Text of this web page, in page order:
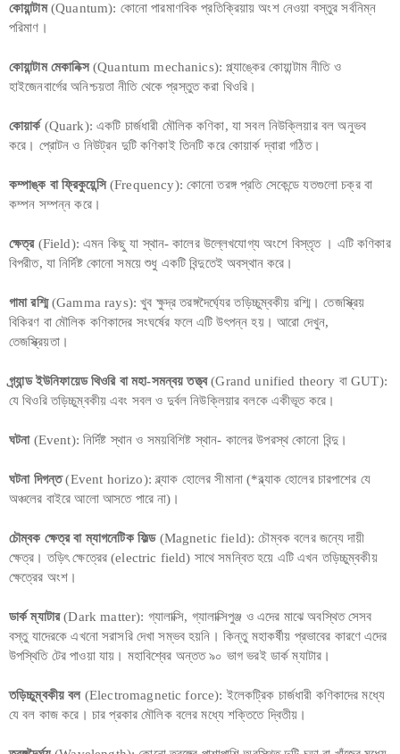
কোয়ান্টাম(Quantum): কোনো পারমাণবিক প্রতিক্রিয়ায় অংশ নেওয়া বস্তুর সর্বনিম্ন
পরিমাণ।
কোয়ান্টাম মেকানিক্স(Quantum mechanics): প্ল্যাঙ্কের কোয়ান্টাম নীতি ও
হাইজেনবার্গের অনিশ্চয়তা নীতি থেকে প্রস্তুত করা থিওরি।
কোয়ার্ক (Quark): একটি চার্জধারী মৌলিক কণিকা, যা সবল নিউক্লিয়ার বল অনুভব
করে। প্রোটন ও নিউট্রন দুটি কণিকাই তিনটি করে কোয়ার্ক দ্বারা গঠিত।
কম্পাঙ্ক বা ফ্রিকুয়েন্সি(Frequency): কোনো তরঙ্গ প্রতি সেকেন্ডে যতগুলো চক্র বা
কম্পন সম্পন্ন করে।
ক্ষেত্র(Field): এমন কিছু যা স্থান- কালের উল্লেখযোগ্য অংশে বিস্তৃত । এটি কণিকার
বিপরীত, যা নির্দিষ্ট কোনো সময়ে শুধু একটি বিন্দুতেই অবস্থান করে।
গামা রশ্মি(Gamma rays): খুব ক্ষুদ্র তরঙ্গদৈর্ঘ্যের তড়িচ্চুম্বকীয় রশ্মি। তেজস্ক্রিয়
বিকিরণ বা মৌলিক কণিকাদের সংঘর্ষের ফলে এটি উৎপন্ন হয়। আরো দেখুন,
তেজস্ক্রিয়তা।
গ্র্যান্ড ইউনিফায়েড থিওরি বা মহা-সমন্বয় তত্ত্ব(Grand unified theory বা GUT):
যে থিওরি তড়িচ্চুম্বকীয় এবং সবল ও দুর্বল নিউক্লিয়ার বলকে একীভূত করে।
ঘটনা(Event): নির্দিষ্ট স্থান ও সময়বিশিষ্ট স্থান- কালের উপরস্থ কোনো বিন্দু।
ঘটনা দিগন্ত(Event horizo): ব্ল্যাক হোলের সীমানা (*ব্ল্যাক হোলের চারপাশের যে
অঞ্চলের বাইরে আলো আসতে পারে না)।
চৌম্বক ক্ষেত্র বা ম্যাগনেটিক ফিল্ড(Magnetic field): চৌম্বক বলের জন্যে দায়ী
ক্ষেত্র। তড়িৎ ক্ষেত্রের (electric field) সাথে সমন্বিত হয়ে এটি এখন তড়িচ্চুম্বকীয়
ক্ষেত্রের অংশ।
ডার্ক ম্যাটার(Dark matter): গ্যালাক্সি, গ্যালাক্সিপুঞ্জ ও এদের মাঝে অবস্থিত সেসব
বস্তু যাদেরকে এখনো সরাসরি দেখা সম্ভব হয়নি। কিন্তু মহাকর্ষীয় প্রভাবের কারণে এদের
উপস্থিতি টের পাওয়া যায়। মহাবিশ্বের অন্তত ৯০ ভাগ ভরই ডার্ক ম্যাটার।
তড়িচ্চুম্বকীয় বল(Electromagnetic force): ইলেকট্রিক চার্জধারী কণিকাদের মধ্যে
যে বল কাজ করে। চার প্রকার মৌলিক বলের মধ্যে শক্তিতে দ্বিতীয়।